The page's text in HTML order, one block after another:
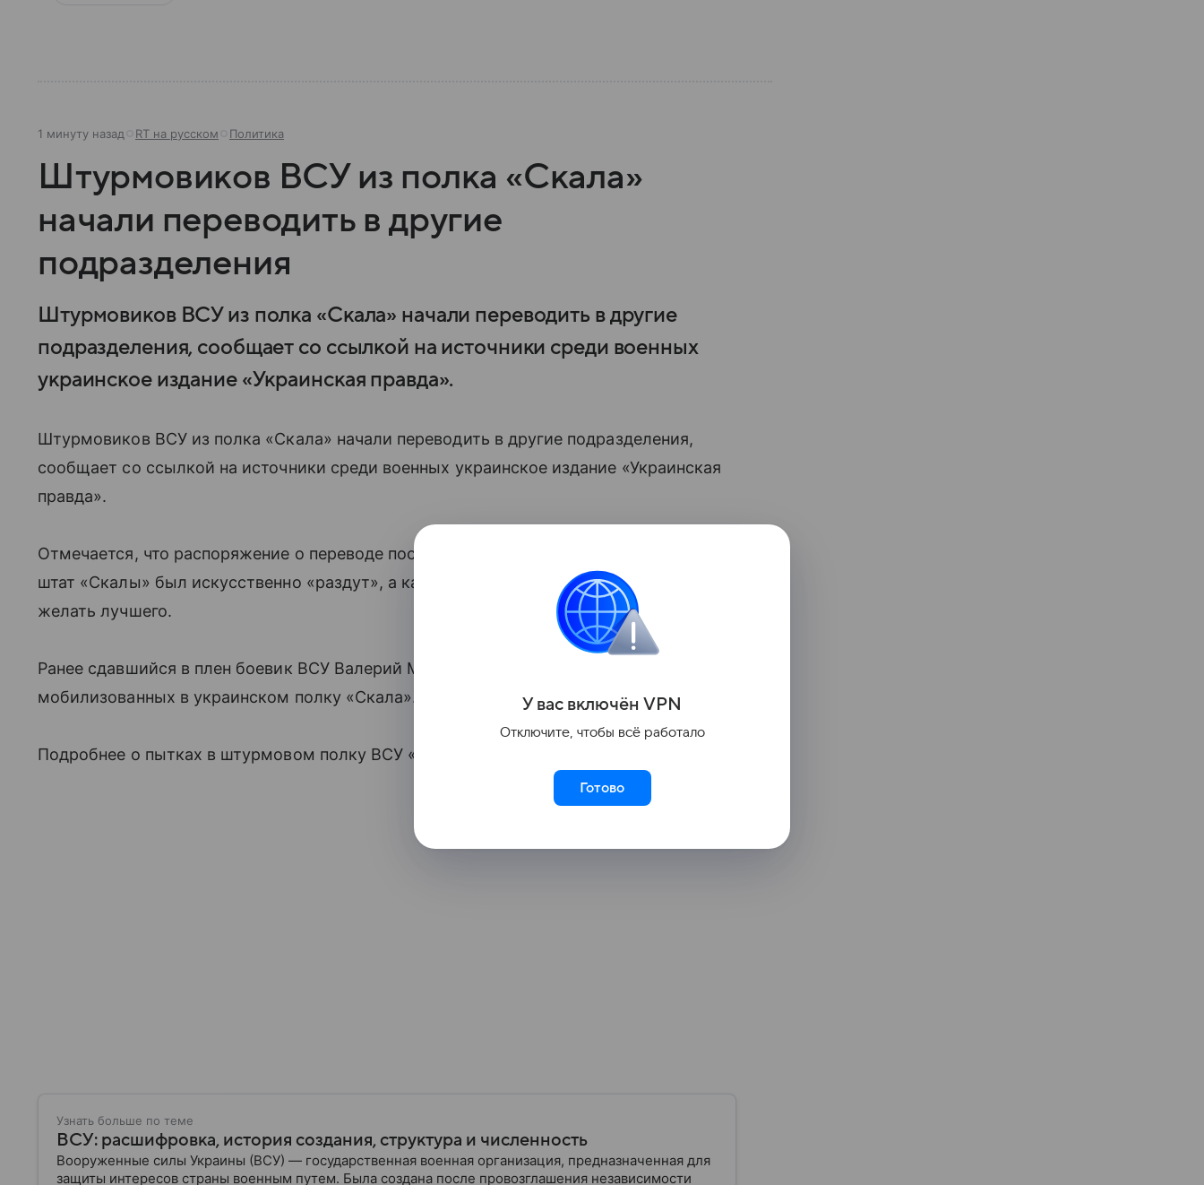
1 минуту назад RT на русском Политика
Штурмовиков ВСУ из полка «Скала»
начали переводить в другие
подразделения
Штурмовиков ВСУ из полка «Скала» начали переводить в другие
подразделения, сообщает со ссылкой на источники среди военных
украинское издание «Украинская правда».
Штурмовиков ВСУ из полка «Скала» начали переводить в другие подразделения,
сообщает со ссылкой на источники среди военных украинское издание «Украинская
правда».
Отмечается, что распоряжение о переводе поступило около недели назад — якобы
штат «Скалы» был искусственно «раздут», а качество управления полком оставляло
желать лучшего.
Ранее сдавшийся в плен боевик ВСУ Валерий Мазур сообщил об убийствах
мобилизованных в украинском полку «Скала».
Подробнее о пытках в штурмовом полку ВСУ «Скала» — в материале RT.
Узнать больше по теме
ВСУ: расшифровка, история создания, структура и численность
Вооруженные силы Украины (ВСУ) — государственная военная организация, предназначенная для
защиты интересов страны военным путем. Была создана после провозглашения независимости
У вас включён VPN
Отключите, чтобы всё работало
Готово